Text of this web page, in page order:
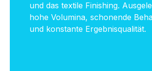
und das textile Finishing.
hohe Volumina, schonende
und konstante Ergebnisqualität.